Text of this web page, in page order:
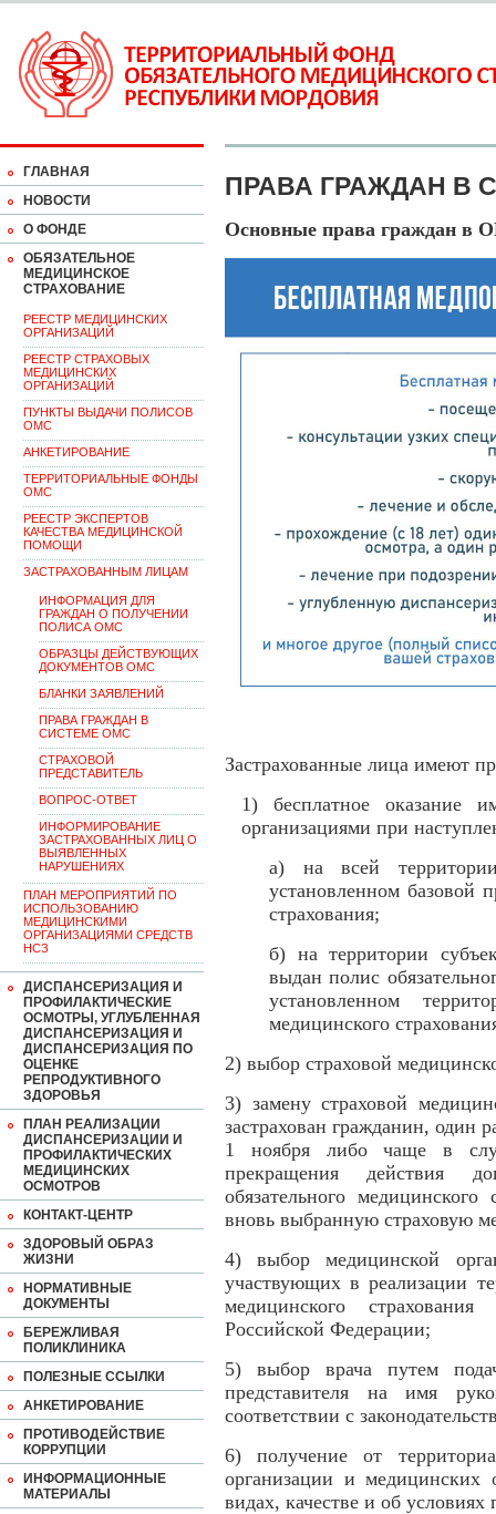
ГЛАВНАЯ
НОВОСТИ
О ФОНДЕ
ОБЯЗАТЕЛЬНОЕ
МЕДИЦИНСКОЕ
СТРАХОВАНИЕ
РЕЕСТР МЕДИЦИНСКИХ
ОРГАНИЗАЦИЙ
РЕЕСТР СТРАХОВЫХ
МЕДИЦИНСКИХ
ОРГАНИЗАЦИЙ
ПУНКТЫ ВЫДАЧИ ПОЛИСОВ
ОМС
АНКЕТИРОВАНИЕ
ТЕРРИТОРИАЛЬНЫЕ ФОНДЫ
ОМС
РЕЕСТР ЭКСПЕРТОВ
КАЧЕСТВА МЕДИЦИНСКОЙ
ПОМОЩИ
ЗАСТРАХОВАННЫМ ЛИЦАМ
ИНФОРМАЦИЯ ДЛЯ
ГРАЖДАН О ПОЛУЧЕНИИ
ПОЛИСА ОМС
ОБРАЗЦЫ ДЕЙСТВУЮЩИХ
ДОКУМЕНТОВ ОМС
БЛАНКИ ЗАЯВЛЕНИЙ
ПРАВА ГРАЖДАН В
СИСТЕМЕ ОМС
СТРАХОВОЙ
ПРЕДСТАВИТЕЛЬ
ВОПРОС-ОТВЕТ
ИНФОРМИРОВАНИЕ
ЗАСТРАХОВАННЫХ ЛИЦ О
ВЫЯВЛЕННЫХ
НАРУШЕНИЯХ
ПЛАН МЕРОПРИЯТИЙ ПО
ИСПОЛЬЗОВАНИЮ
МЕДИЦИНСКИМИ
ОРГАНИЗАЦИЯМИ СРЕДСТВ
НСЗ
ДИСПАНСЕРИЗАЦИЯ И
ПРОФИЛАКТИЧЕСКИЕ
ОСМОТРЫ, УГЛУБЛЕННАЯ
ДИСПАНСЕРИЗАЦИЯ И
ДИСПАНСЕРИЗАЦИЯ ПО
ОЦЕНКЕ
РЕПРОДУКТИВНОГО
ЗДОРОВЬЯ
ПЛАН РЕАЛИЗАЦИИ
ДИСПАНСЕРИЗАЦИИ И
ПРОФИЛАКТИЧЕСКИХ
МЕДИЦИНСКИХ
ОСМОТРОВ
КОНТАКТ-ЦЕНТР
ЗДОРОВЫЙ ОБРАЗ
ЖИЗНИ
НОРМАТИВНЫЕ
ДОКУМЕНТЫ
БЕРЕЖЛИВАЯ
ПОЛИКЛИНИКА
ПОЛЕЗНЫЕ ССЫЛКИ
АНКЕТИРОВАНИЕ
ПРОТИВОДЕЙСТВИЕ
КОРРУПЦИИ
ИНФОРМАЦИОННЫЕ
МАТЕРИАЛЫ
ПРАВА ГРАЖДАН В
Основные права граждан в
Застрахованные лица имеют
1) бесплатное оказание
организациями при
а) на всей
установленном базовой
страхования;
б) на территории
выдан полис
установленном
медицинского
2) выбор страховой
3) замену страховой
застрахован гражданин, один
1 ноября либо чаще в
прекращения действия
обязательного
вновь выбранную страховую
4) выбор медицинской
участвующих в реализации
медицинского
Российской Федерации;
5) выбор врача путем
представителя на имя
соответствии с
6) получение от
организации и медицинских
видах, качестве и об